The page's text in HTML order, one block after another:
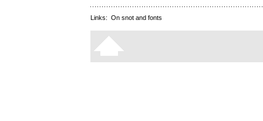
Links: On snot and fonts